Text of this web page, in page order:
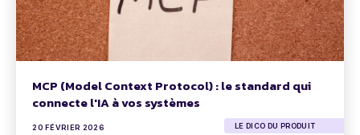
MCP (Model Context Protocol) : le standard qui
connecte l'IA à vos systèmes
20 FÉVRIER 2026 LE DICO DU PRODUIT